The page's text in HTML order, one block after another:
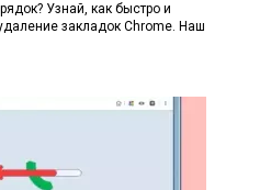
Узнай, как быстро и
закладок Chrome. Наш